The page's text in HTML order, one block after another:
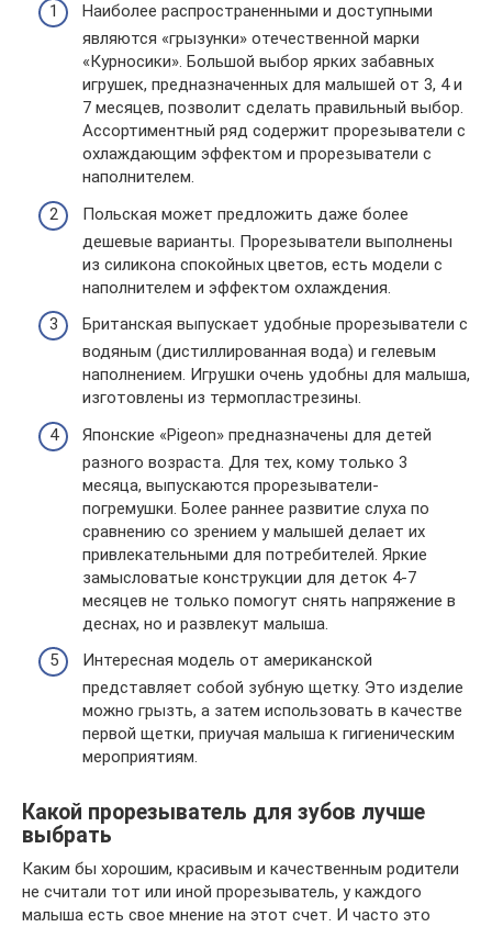
Наиболее распространенными и доступными
являются «грызунки» отечественной марки
«Курносики». Большой выбор ярких забавных
игрушек, предназначенных для малышей от 3, 4 и
7 месяцев, позволит сделать правильный выбор.
Ассортиментный ряд содержит прорезыватели с
охлаждающим эффектом и прорезыватели с
наполнителем.
Польская может предложить даже более
дешевые варианты. Прорезыватели выполнены
из силикона спокойных цветов, есть модели с
наполнителем и эффектом охлаждения.
Британская выпускает удобные прорезыватели с
водяным (дистиллированная вода) и гелевым
наполнением. Игрушки очень удобны для малыша,
изготовлены из термопластрезины.
Японские «Pigeon» предназначены для детей
разного возраста. Для тех, кому только 3
месяца, выпускаются прорезыватели-
погремушки. Более раннее развитие слуха по
сравнению со зрением у малышей делает их
привлекательными для потребителей. Яркие
замысловатые конструкции для деток 4-7
месяцев не только помогут снять напряжение в
деснах, но и развлекут малыша.
Интересная модель от американской
представляет собой зубную щетку. Это изделие
можно грызть, а затем использовать в качестве
первой щетки, приучая малыша к гигиеническим
мероприятиям.
Какой прорезыватель для зубов лучше
выбрать
Каким бы хорошим, красивым и качественным родители
не считали тот или иной прорезыватель, у каждого
малыша есть свое мнение на этот счет. И часто это